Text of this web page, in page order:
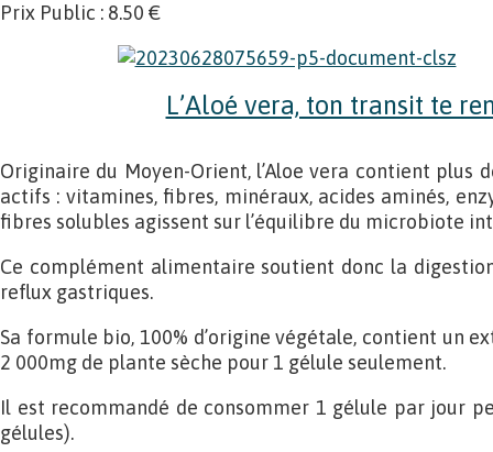
Prix Public : 8.50 €
L’Aloé vera, ton transit te
Originaire du Moyen-Orient, l’Aloe vera contient plus
actifs : vitamines, fibres, minéraux, acides aminés,
fibres solubles agissent sur l’équilibre du microbiote
Ce complément alimentaire soutient donc la
reflux gastriques.
Sa formule bio, 100% d’origine végétale, contient un
2 000mg de plante sèche pour 1 gélule seulement.
Il est recommandé de consommer 1 gélule par jour
gélules).